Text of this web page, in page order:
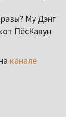
Му Дэнг
ПёсКавун
канале